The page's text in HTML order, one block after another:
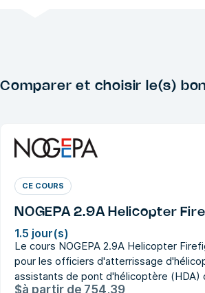
Comparer et choisir le(s)
CE COURS
NOGEPA 2.9A Helicopter
1.5 jour(s)
Le cours NOGEPA 2.9A Helicopter
pour les officiers d'atterrissage
assistants de pont d'hélicoptère (HDA)
$à partir de 754,39